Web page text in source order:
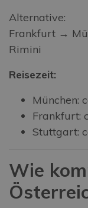
Alternative:
Frankfurt →
Rimini
Reisezeit:
München:
Frankfurt:
Stuttgart:
Wie